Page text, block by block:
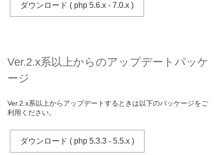
ダウンロード ( php 5.6.x - 7.0.x )
Ver.2.x系以上からのアップデートパッケ
ージ
Ver.2.x系以上からアップデートするときは以下のパッケージをご
利用ください。
ダウンロード ( php 5.3.3 - 5.5.x )